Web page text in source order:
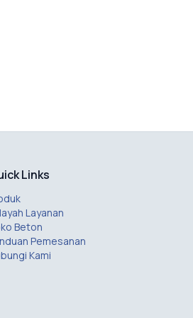
Links
Layanan
Beton
Pemesanan
Kami